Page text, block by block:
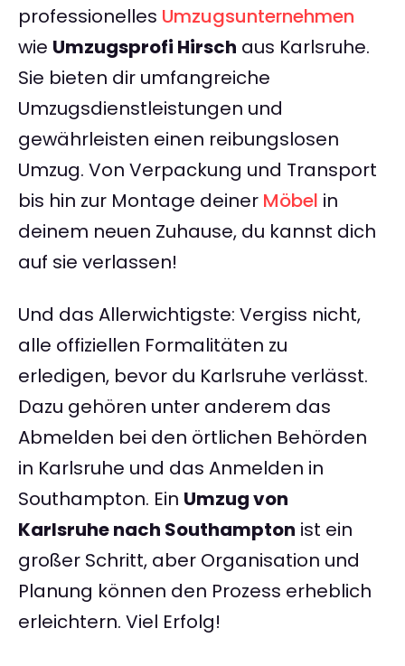
professionelles Umzugsunternehmen
wie Umzugsprofi Hirsch aus Karlsruhe.
Sie bieten dir umfangreiche
Umzugsdienstleistungen und
gewährleisten einen reibungslosen
Umzug. Von Verpackung und Transport
bis hin zur Montage deiner Möbel in
deinem neuen Zuhause, du kannst dich
auf sie verlassen!
Und das Allerwichtigste: Vergiss nicht,
alle offiziellen Formalitäten zu
erledigen, bevor du Karlsruhe verlässt.
Dazu gehören unter anderem das
Abmelden bei den örtlichen Behörden
in Karlsruhe und das Anmelden in
Southampton. Ein Umzug von
Karlsruhe nach Southampton ist ein
großer Schritt, aber Organisation und
Planung können den Prozess erheblich
erleichtern. Viel Erfolg!